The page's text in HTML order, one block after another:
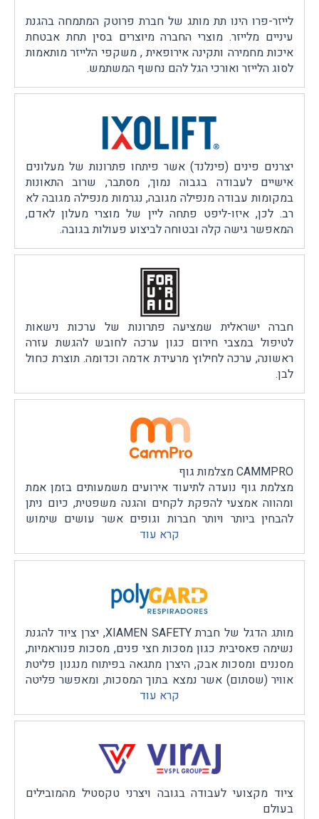
לייזר-פרו הינו תת מותג של חברת פרוטק המתמחה בהגנת
עיניים מלייזר. מוצרי החברה מיוצרים בסין תחת אבטחת
איכות מחמירה ותקינה אירופאית , משקפי הלייזר מותאמות
לסוג הלייזר ואורכי הגל להם נחשף המשתמש.
יצרנים פינים (פינלנד) אשר פיתחו פתרונות של מעלונים
אישיים לעבודה בגבוה נמוך, מסתבר, שרוב התאונות
במקומות עבודה מנפילה מגובה, נגרמות מנפילה מגובה לא
רב. לכן, איזו-ליפט פתחה ליין של מוצרי מעלון לאדם,
המאפשר גישה קלה ובטוחה לביצוע פעולות בגובה.
חברה ישראלית שמציעה פתרונות של ערכות נישאות
לטיפול במצבי חירום כגון ערכה לחובש להגשת עזרה
ראשונה, ערכה לחילוץ מרעידת אדמה וכדומה. תוצרת כחול
לבן.
CAMMPRO מצלמות גוף
מצלמת גוף נועדה לתיעוד אירועים משמעותים בזמן אמת
ומהווה אמצעי להפקת לקחים והגנה משפטית, כיום ניתן
להבחין ביותר ויותר חברות וגופים אשר עושים שימוש
חברת CAMMPRO הוקמה לפני יותר מעשר שנים, ובתוך כך
הצליחה להיות יצרן מוביל בעולם למצלמות גוף, בזכות
החדרת טכנולוגיה חדישה למצלמות, פיתוח תוכנות אגירה
לשמירת קבצי וידאו, כושר ייצור גדול ומערך טכני זמין
ללקוחות שלהם, שם אותם בשורה הראשונה של יצרני
מצלמות הגוף.
קרא עוד
מותג הדגל של חברת XIAMEN SAFETY, יצרן ציוד להגנת
נשימה פאסיבית כגון מסכות חצי פנים, מסכות פנוראמיות,
מסננים ומסכות אבק, היצרן מתגאה בפיתוח מנגנון פליטת
אוויר (שסתום) אשר נמצא בתוך המסכות, ומאפשר פליטה
קלה של אוויר, דבר שמאפשר נשימה קלה יותר בתוך
המסכה.
קרא עוד
ציוד מקצועי לעבודה בגובה ויצרני טקסטיל מהמובילים
בעולם